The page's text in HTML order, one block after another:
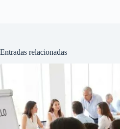
Entradas relacionadas